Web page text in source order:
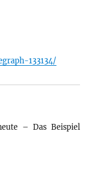
133134/
– Das Beispiel